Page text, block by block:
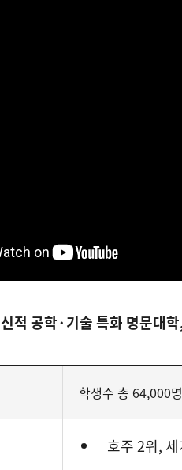
적 공학·기술 특화 명문대
학생수 총 64,000
호주 2위,